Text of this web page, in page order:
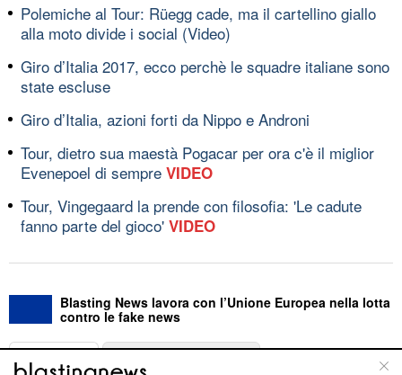
Polemiche al Tour: Rüegg cade, ma il cartellino giallo
alla moto divide i social (Video)
Giro d’Italia 2017, ecco perchè le squadre italiane sono
state escluse
Giro d’Italia, azioni forti da Nippo e Androni
Tour, dietro sua maestà Pogacar per ora c'è il miglior
Evenepoel di sempre VIDEO
Tour, Vingegaard la prende con filosofia: 'Le cadute
fanno parte del gioco' VIDEO
Blasting News lavora con l’Unione Europea nella lotta
contro le fake news
ABOUT